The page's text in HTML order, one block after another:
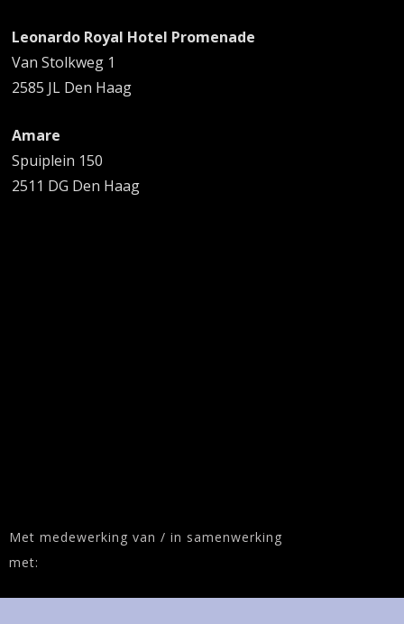
Leonardo Royal Hotel Promenade
Van Stolkweg 1
2585 JL Den Haag
Amare
Spuiplein 150
2511 DG Den Haag
Met medewerking van / in samenwerking
met: